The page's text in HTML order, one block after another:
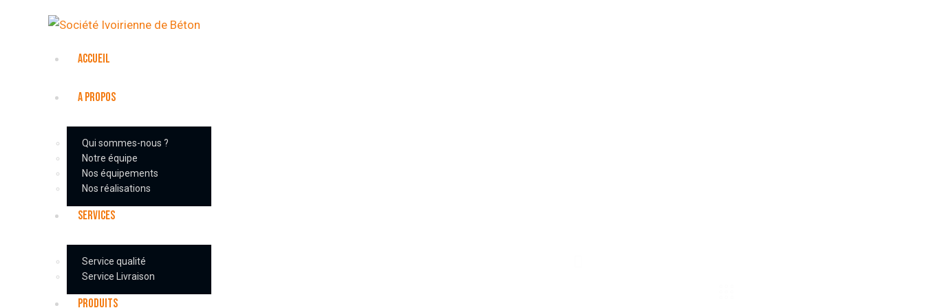
ACCUEIL
A PROPOS
Qui sommes-nous ?
Notre équipe
Nos équipements
Nos réalisations
SERVICES
Service qualité
Service Livraison
PRODUITS